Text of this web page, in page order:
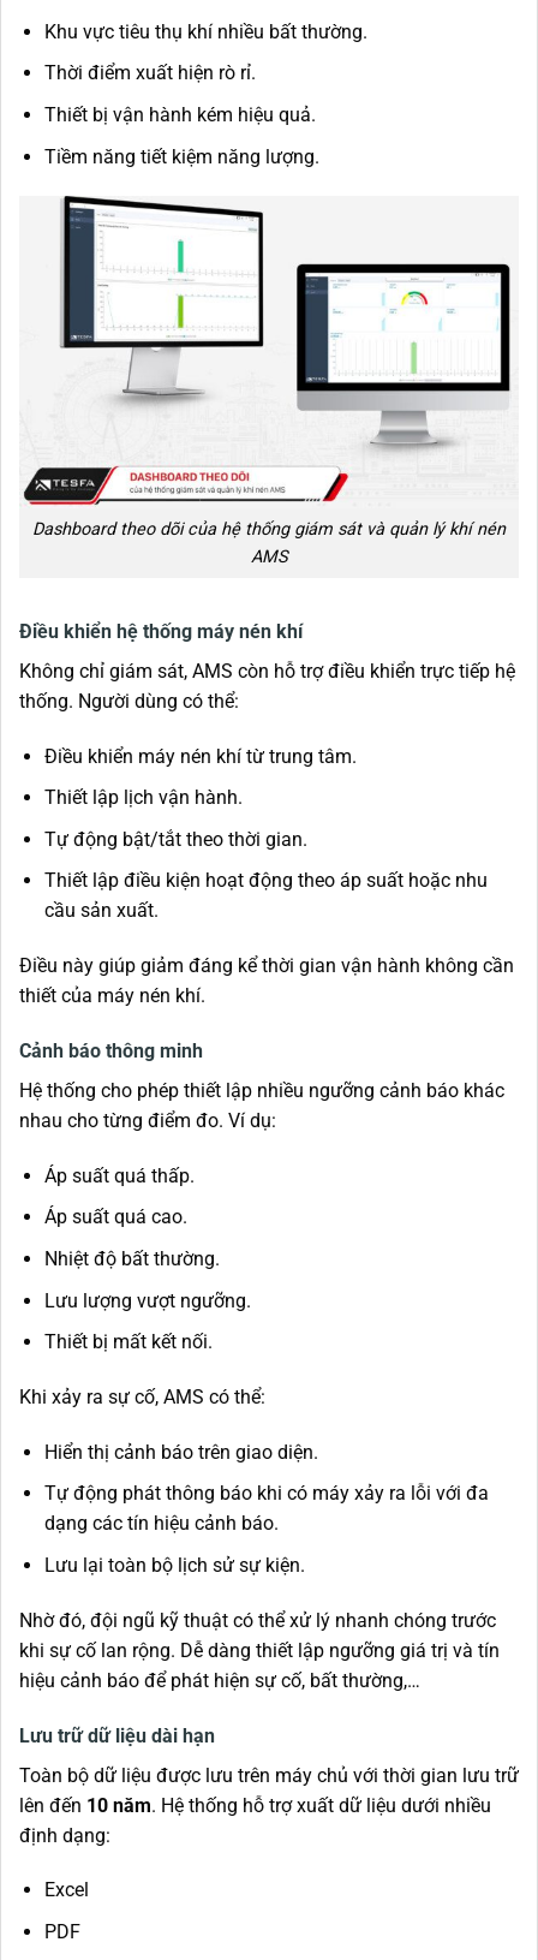
Khu vực tiêu thụ khí nhiều bất thường.
Thời điểm xuất hiện rò rỉ.
Thiết bị vận hành kém hiệu quả.
Tiềm năng tiết kiệm năng lượng.
Dashboard theo dõi của hệ thống giám sát và quản lý khí nén
AMS
Điều khiển hệ thống máy nén khí
Không chỉ giám sát, AMS còn hỗ trợ điều khiển trực tiếp hệ
thống. Người dùng có thể:
Điều khiển máy nén khí từ trung tâm.
Thiết lập lịch vận hành.
Tự động bật/tắt theo thời gian.
Thiết lập điều kiện hoạt động theo áp suất hoặc nhu
cầu sản xuất.
Điều này giúp giảm đáng kể thời gian vận hành không cần
thiết của máy nén khí.
Cảnh báo thông minh
Hệ thống cho phép thiết lập nhiều ngưỡng cảnh báo khác
nhau cho từng điểm đo. Ví dụ:
Áp suất quá thấp.
Áp suất quá cao.
Nhiệt độ bất thường.
Lưu lượng vượt ngưỡng.
Thiết bị mất kết nối.
Khi xảy ra sự cố, AMS có thể:
Hiển thị cảnh báo trên giao diện.
Tự động phát thông báo khi có máy xảy ra lỗi với đa
dạng các tín hiệu cảnh báo.
Lưu lại toàn bộ lịch sử sự kiện.
Nhờ đó, đội ngũ kỹ thuật có thể xử lý nhanh chóng trước
khi sự cố lan rộng. Dễ dàng thiết lập ngưỡng giá trị và tín
hiệu cảnh báo để phát hiện sự cố, bất thường,…
Lưu trữ dữ liệu dài hạn
Toàn bộ dữ liệu được lưu trên máy chủ với thời gian lưu trữ
lên đến 10 năm. Hệ thống hỗ trợ xuất dữ liệu dưới nhiều
định dạng:
Excel
PDF